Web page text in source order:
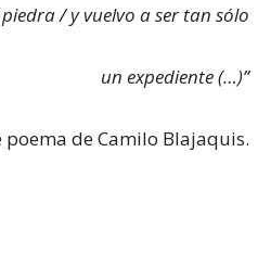
/ y vuelvo a ser tan sólo
un expediente (…)”
poema de Camilo Blajaquis.